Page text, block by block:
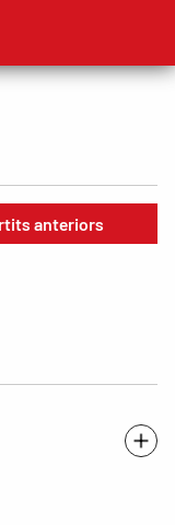
anteriors